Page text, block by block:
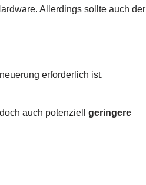
Allerdings sollte auch der
erforderlich ist.
auch potenziell geringere